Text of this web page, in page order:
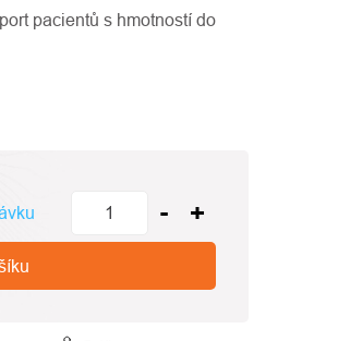
pacientů s hmotností do